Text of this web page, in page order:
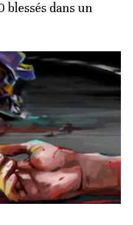
blessés dans un